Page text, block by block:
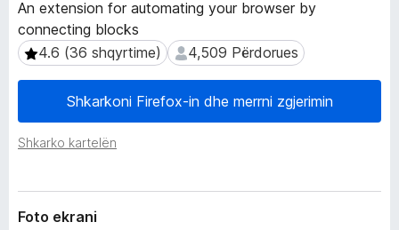
l
t
u
s
r
An extension for automating your browser by
connecting blocks
4.6 (36 shqyrtime)
4.6 (36 shqyrtime) 4,509 Përdorues
4,509 Përdorues
Shkarkoni Firefox-in dhe merrni zgjerimin
Shkarko kartelën
h
ë
n
a
j
e
iFoto ekrani